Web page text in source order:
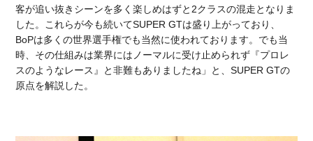
客が追い抜きシーンを多く楽しめはずと2クラスの混走となりま
した。これらが今も続いてSUPER GTは盛り上がっており、
BoPは多くの世界選手権でも当然に使われております。でも当
時、その仕組みは業界にはノーマルに受け止められず『プロレ
スのようなレース』と非難もありましたね」と、SUPER GTの
原点を解説した。